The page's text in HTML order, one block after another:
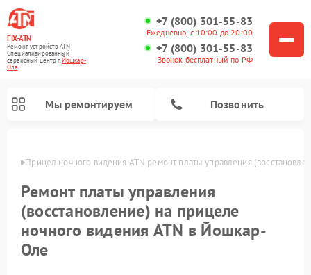
FIX-ATN
Ремонт устройств ATN
Специализированный
cервисный центр г.Йошкар-
Ола
+7 (800) 301-55-83
Ежедневно, с 10:00 до 20:00
+7 (800) 301-55-83
Звонок бесплатный по РФ
Мы ремонтируем Позвонить
Оле Прицел ночного видения ATN ремонт платы управления
Ремонт платы управления
(восстановление) на прицеле
ночного видения ATN в Йошкар-
Оле